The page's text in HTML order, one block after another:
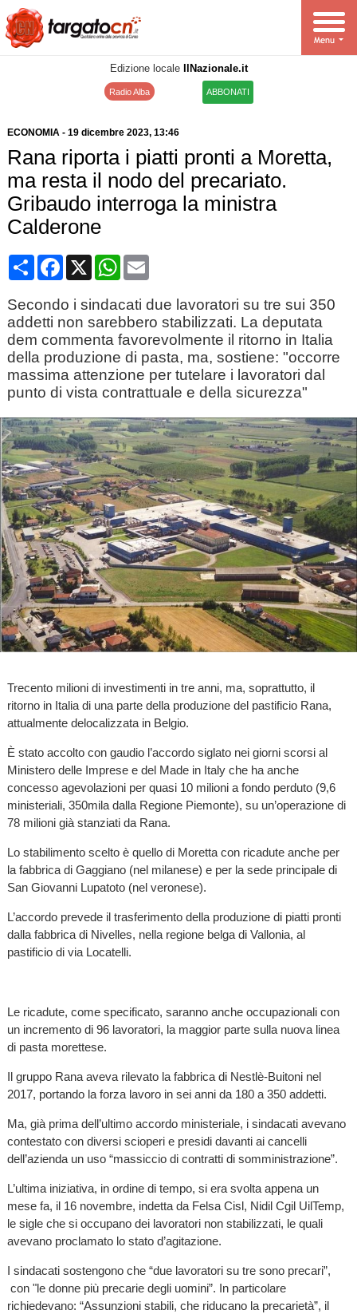
Edizione locale IlNazionale.it
Radio Alba ABBONATI
ECONOMIA- 19 dicembre 2023, 13:46
Rana riporta i piatti pronti a Moretta,
ma resta il nodo del precariato.
Gribaudo interroga la ministra
Calderone
CondividiFacebook
X WhatsApp
Email
Secondo i sindacati due lavoratori su tre sui 350
addetti non sarebbero stabilizzati. La deputata
dem commenta favorevolmente il ritorno in Italia
della produzione di pasta, ma, sostiene: "occorre
massima attenzione per tutelare i lavoratori dal
punto di vista contrattuale e della sicurezza"
Trecento milioni di investimenti in tre anni, ma, soprattutto, il
ritorno in Italia di una parte della produzione del pastificio Rana,
attualmente delocalizzata in Belgio.
È stato accolto con gaudio l’accordo siglato nei giorni scorsi al
Ministero delle Imprese e del Made in Italy che ha anche
concesso agevolazioni per quasi 10 milioni a fondo perduto (9,6
ministeriali, 350mila dalla Regione Piemonte), su un’operazione di
78 milioni già stanziati da Rana.
Lo stabilimento scelto è quello di Moretta con ricadute anche per
la fabbrica di Gaggiano (nel milanese) e per la sede principale di
San Giovanni Lupatoto (nel veronese).
L’accordo prevede il trasferimento della produzione di piatti pronti
dalla fabbrica di Nivelles, nella regione belga di Vallonia, al
pastificio di via Locatelli.
Le ricadute, come specificato, saranno anche occupazionali con
un incremento di 96 lavoratori, la maggior parte sulla nuova linea
di pasta morettese.
Il gruppo Rana aveva rilevato la fabbrica di Nestlè-Buitoni nel
2017, portando la forza lavoro in sei anni da 180 a 350 addetti.
Ma, già prima dell’ultimo accordo ministeriale, i sindacati avevano
contestato con diversi scioperi e presidi davanti ai cancelli
dell’azienda un uso “massiccio di contratti di somministrazione”.
L’ultima iniziativa, in ordine di tempo, si era svolta appena un
mese fa, il 16 novembre, indetta da Felsa Cisl, Nidil Cgil UilTemp,
le sigle che si occupano dei lavoratori non stabilizzati, le quali
avevano proclamato lo stato d’agitazione.
I sindacati sostengono che “due lavoratori su tre sono precari”,
con "le donne più precarie degli uomini”. In particolare
richiedevano: “Assunzioni stabili, che riducano la precarietà”, il